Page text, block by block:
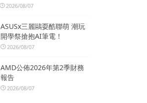
2026/08/07
ASUSx三麗鷗耍酷聯萌 潮玩
開學祭搶抱AI筆電！
2026/08/07
AMD公佈2026年第2季財務
報告
2026/08/07